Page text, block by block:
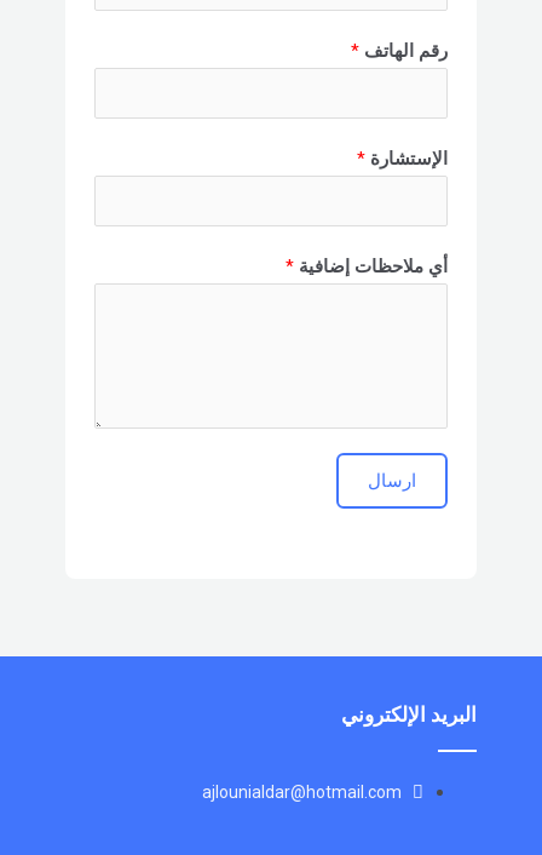
رقم الهاتف *
الإستشارة *
أي ملاحظات إضافية *
ارسال
البريد الإلكتروني
ajlounialdar@hotmail.com